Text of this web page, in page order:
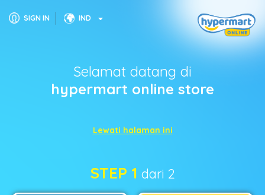
SIGN IN IND
Selamat datang di
hypermart online store
Lewati halaman ini
STEP 1 dari 2